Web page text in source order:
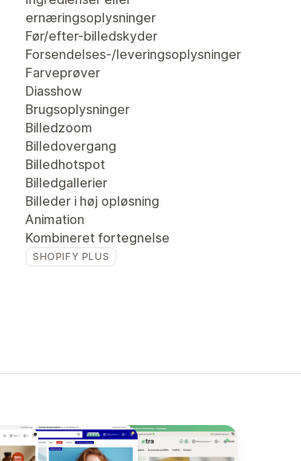
ernæringsoplysninger
Før/efter-billedskyder
Forsendelses-/leveringsoplysninger
Farveprøver
Diasshow
Brugsoplysninger
Billedzoom
Billedovergang
Billedhotspot
Billedgallerier
Billeder i høj opløsning
Animation
Kombineret fortegnelse
SHOPIFY PLUS